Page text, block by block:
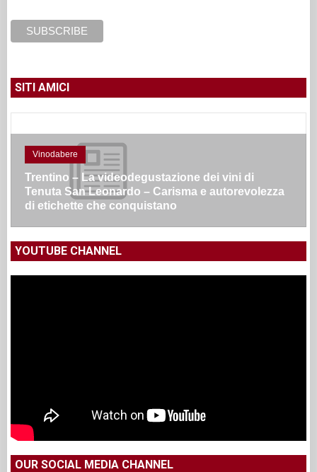
SITI AMICI
Vinodabere
Trentino – La videodegustazione dei vini di
Tenuta San Leonardo – Carisma e autorevolezza
di etichette che conquistano
YOUTUBE CHANNEL
OUR SOCIAL MEDIA CHANNEL